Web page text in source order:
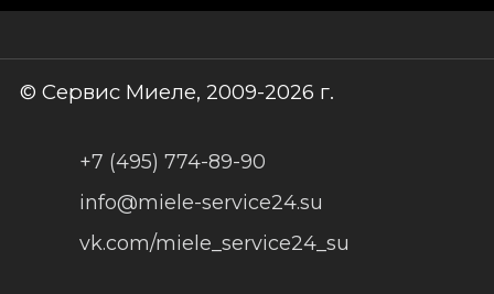
© Сервис Миеле, 2009-2026 г.
+7 (495) 774-89-90
info@miele-service24.su
vk.com/miele_service24_su